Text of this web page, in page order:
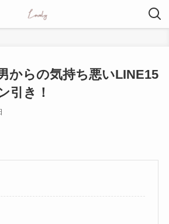
からの気持ち悪いLINE15
引き！